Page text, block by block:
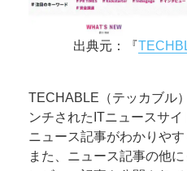
出典元：『
TECHABLE（テッカブル
ンチされたITニュースサ
ニュース記事がわかりやす
また、ニュース記事の他